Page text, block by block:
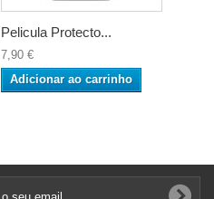
Pelicula Protecto...
7,90 €
Adicionar ao carrinho